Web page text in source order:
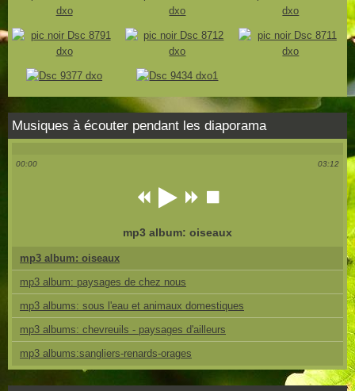
Musiques à écouter pendant les diaporama
00:00 03:12
mp3 album: oiseaux
mp3 album: oiseaux
mp3 album: paysages de chez nous
mp3 albums: sous l'eau et animaux domestiques
mp3 albums: chevreuils - paysages d'ailleurs
mp3 albums:sangliers-renards-orages